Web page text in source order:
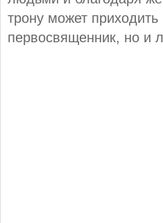
трону может приходить
первосвященник, но и